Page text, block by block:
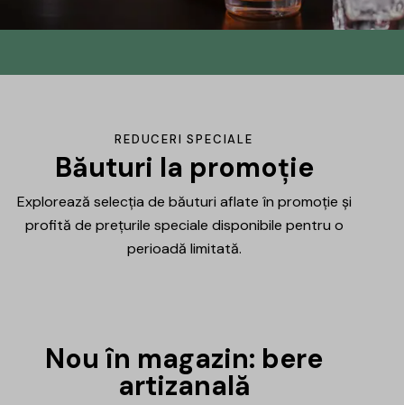
DrinksHub
mulțumire ți-am pregătit un mic cadou.
Află mai multe
REDUCERI SPECIALE
Băuturi la promoție
Explorează selecția de băuturi aflate în promoție și
profită de prețurile speciale disponibile pentru o
perioadă limitată.
Nou în magazin: bere
artizanală